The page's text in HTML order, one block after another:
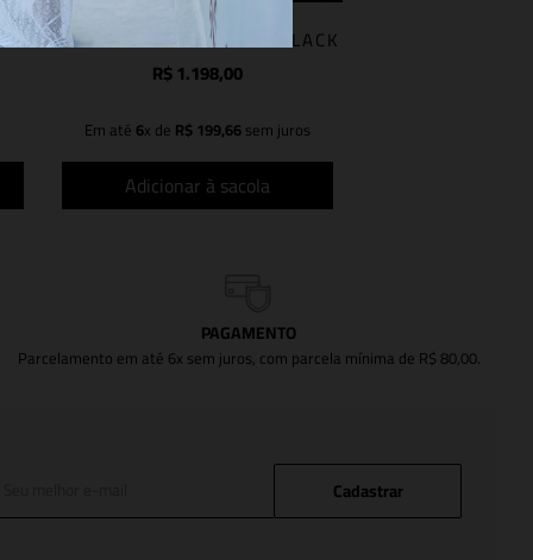
VESTIDO ANA BEATRIZ BLACK
R$1.198,00
Em até 6x de R$199,66sem juros
Adicionar à sacola
PAGAMENTO
Parcelamento em até 6x sem juros, com parcela mínima de R$ 80,00.
Cadastrar